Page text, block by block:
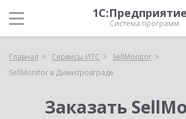
Система программ
Главная Сервисы ИТС
SellMonitor
SellMonitor в Димитровграде
Заказать